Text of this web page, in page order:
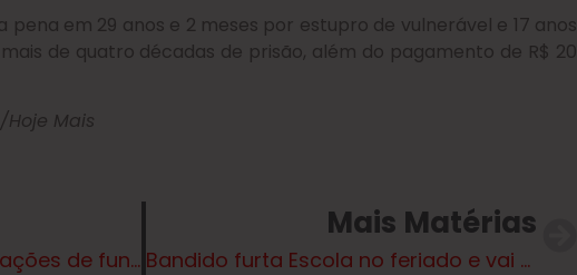
pena em 29 anos e 2 meses por estupro de vulnerável e 17 anos
de quatro décadas de prisão, além do pagamento de R$ 20
Mais
Balneário de TL terá alterações de funcionamento entre 22/04 e 11/05. Entenda
Mais Matérias
Bandido furta Escola no feriado e vai parar na cadeia em Três Lagoas